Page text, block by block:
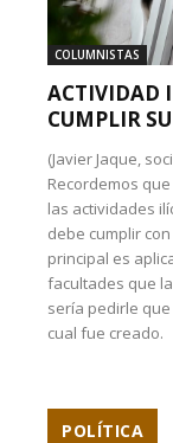
COLUMNISTAS
ACTIVIDAD
CUMPLIR
(Javier Jaque,
Recordemos
las actividades
debe cumplir
principal es
facultades que
sería pedirle
cual fue creado.
POLÍTICA